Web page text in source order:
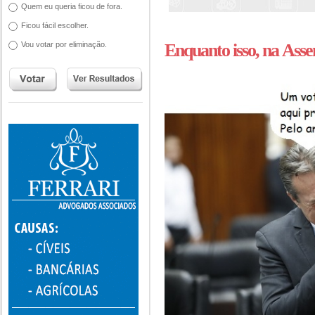
Quem eu queria ficou de fora.
Ficou fácil escolher.
Vou votar por eliminação. Enquanto isso, na